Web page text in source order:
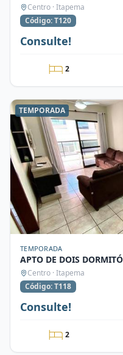
Centro · Itapema
Código: T120
Consulte!
2
TEMPORADA
TEMPORADA
APTO DE DOIS
Centro · Itapema
Código: T118
Consulte!
2